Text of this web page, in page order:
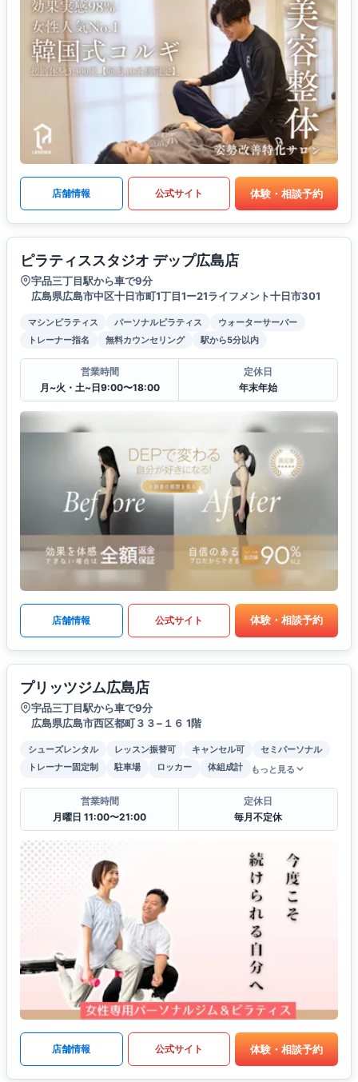
店舗情報 公式サイト 体験・相談予約
ピラティススタジオ デップ広島店
宇品三丁目駅から車で9分
広島県広島市中区十日市町1丁目1ー21ライフメント十日市301
マシンピラティス パーソナルピラティス
ウォーターサーバー
トレーナー指名
無料カウンセリング 駅から5分以内
営業時間
月~火・土~日9:00〜18:00
定休日
年末年始
店舗情報 公式サイト 体験・相談予約
プリッツジム広島店
宇品三丁目駅から車で9分
広島県広島市西区都町３３−１６ 1階
シューズレンタル レッスン振替可 キャンセル可
セミパーソナル
トレーナー固定制
駐車場 ロッカー 体組成計 もっと見る
営業時間
月曜日 11:00〜21:00
定休日
毎月不定休
店舗情報 公式サイト 体験・相談予約